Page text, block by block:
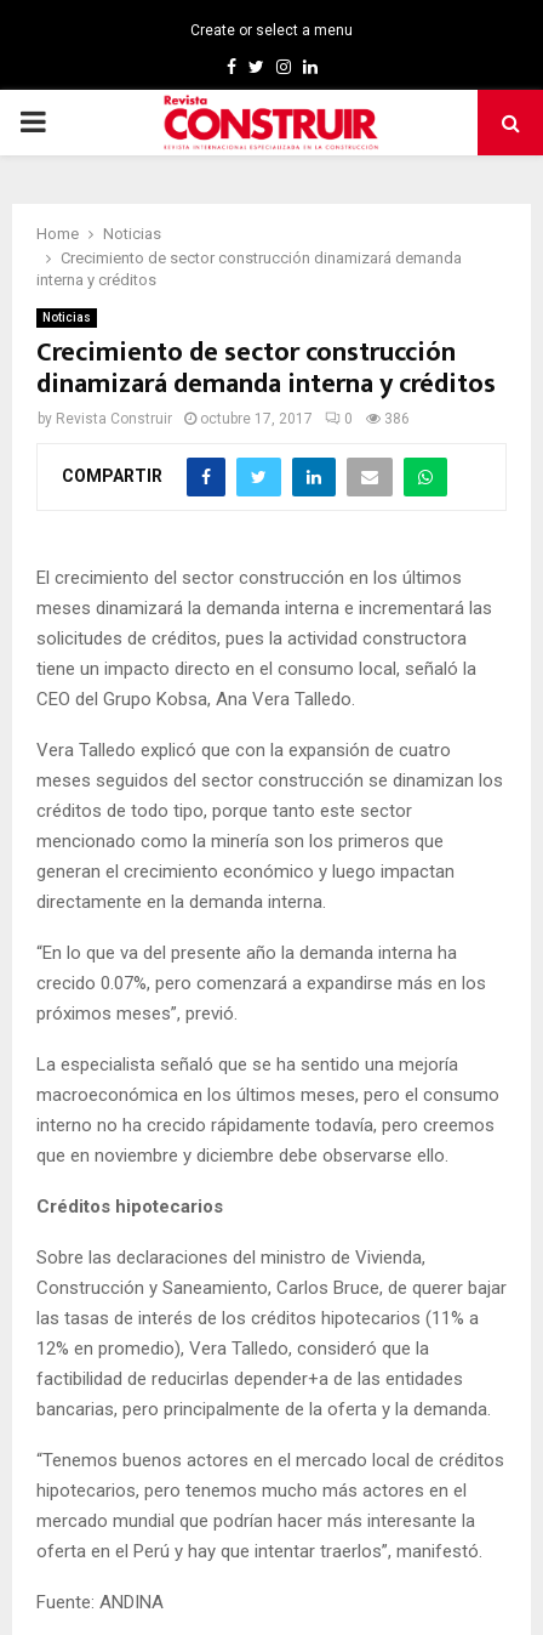
Create or select a menu
Facebook
TwitterInstagram
Linkedin
PRIMARY
Home
Noticias
Crecimiento de sector construcción dinamizará demanda
interna y créditos
Noticias
Crecimiento de sector construcción
dinamizará demanda interna y créditos
by Revista Construir octubre 17, 2017 0 386
COMPARTIR
El crecimiento del sector construcción en los últimos
meses dinamizará la demanda interna e incrementará las
solicitudes de créditos, pues la actividad constructora
tiene un impacto directo en el consumo local, señaló la
CEO del Grupo Kobsa, Ana Vera Talledo.
Vera Talledo explicó que con la expansión de cuatro
meses seguidos del sector construcción se dinamizan los
créditos de todo tipo, porque tanto este sector
mencionado como la minería son los primeros que
generan el crecimiento económico y luego impactan
directamente en la demanda interna.
“En lo que va del presente año la demanda interna ha
crecido 0.07%, pero comenzará a expandirse más en los
próximos meses”, previó.
La especialista señaló que se ha sentido una mejoría
macroeconómica en los últimos meses, pero el consumo
interno no ha crecido rápidamente todavía, pero creemos
que en noviembre y diciembre debe observarse ello.
Créditos hipotecarios
Sobre las declaraciones del ministro de Vivienda,
Construcción y Saneamiento, Carlos Bruce, de querer bajar
las tasas de interés de los créditos hipotecarios (11% a
12% en promedio), Vera Talledo, consideró que la
factibilidad de reducirlas depender+a de las entidades
bancarias, pero principalmente de la oferta y la demanda.
“Tenemos buenos actores en el mercado local de créditos
hipotecarios, pero tenemos mucho más actores en el
mercado mundial que podrían hacer más interesante la
oferta en el Perú y hay que intentar traerlos”, manifestó.
Fuente: ANDINA